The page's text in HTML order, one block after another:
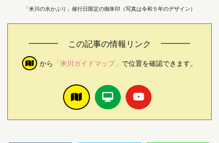
「米川の水かぶり」催行日限定の御朱印（写真は令和５年のデザイン）
この記事の情報リンク
から 「米川ガイドマップ」 で位置を確認できます。